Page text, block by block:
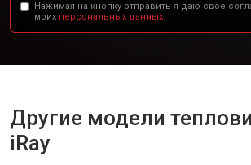
Нажимая на кнопку отправить я даю свое
моих персональных данных.
Другие модели
iRay